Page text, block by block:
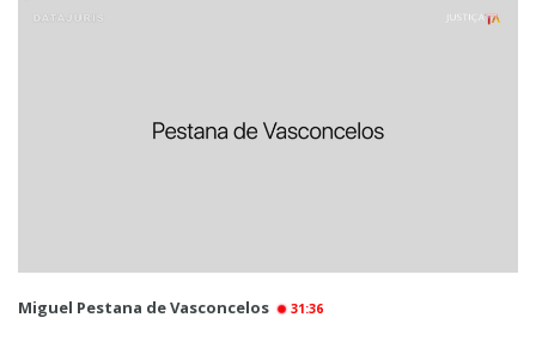
Miguel Pestana de Vasconcelos 31:36